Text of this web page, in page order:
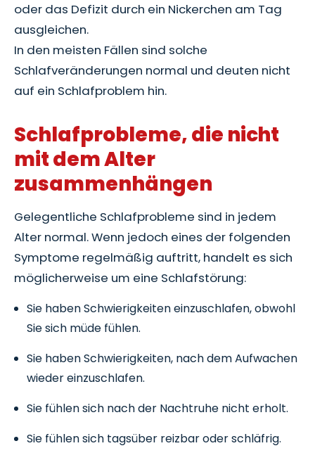
oder das Defizit durch ein Nickerchen am Tag
ausgleichen.
In den meisten Fällen sind solche
Schlafveränderungen normal und deuten nicht
auf ein Schlafproblem hin.
Schlafprobleme, die nicht
mit dem Alter
zusammenhängen
Gelegentliche Schlafprobleme sind in jedem
Alter normal. Wenn jedoch eines der folgenden
Symptome regelmäßig auftritt, handelt es sich
möglicherweise um eine Schlafstörung:
Sie haben Schwierigkeiten einzuschlafen, obwohl
Sie sich müde fühlen.
Sie haben Schwierigkeiten, nach dem Aufwachen
wieder einzuschlafen.
Sie fühlen sich nach der Nachtruhe nicht erholt.
Sie fühlen sich tagsüber reizbar oder schläfrig.